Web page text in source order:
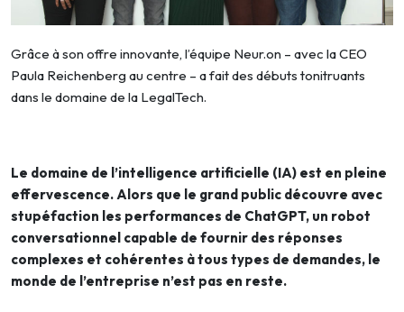
Grâce à son offre innovante, l’équipe Neur.on – avec la CEO
Paula Reichenberg au centre – a fait des débuts tonitruants
dans le domaine de la LegalTech.
Le domaine de l’intelligence artificielle (IA) est en pleine
effervescence. Alors que le grand public découvre avec
stupéfaction les performances de ChatGPT, un robot
conversationnel capable de fournir des réponses
complexes et cohérentes à tous types de demandes, le
monde de l’entreprise n’est pas en reste.